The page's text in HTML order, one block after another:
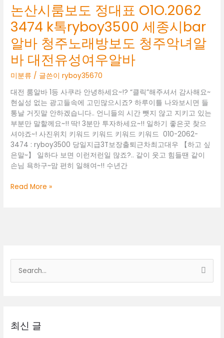
바
O1O.2062.3474
K
톡
RYBOY3500
청
주
알
바
흥
덕
구
룸
알
바
논산시룸보도 정대표 O1O.2062
3474 k톡ryboy3500 세종시bar
알바 청주노래방보도 청주악녀알
바 대전유성여우알바
미분류 / 글쓴이ryboy35670
대전 룸알바 1등 사쿠라 안녕하세요~!? “클릭”해주셔서 감사해요~
현실성 없는 광고들속에 고민많으시죠? 하루이틀 나와보시면 들
통날 거짓말 안하겠습니다.. 언니들의 시간 뺏지 않고 지키고 있는
부분만 말할께요~!! 딱! 3분만 투자하세요~!! 일하기 좋은곳 찾으
셔야죠~! 사진위치 키워드 키워드 키워드 키워드 010-2062-
3474 : ryboy3500 당일지급3T보장출퇴근차최고대우 【하고 싶
은말~】 일하다 보면 이런저런일 많죠?.. 같이 웃고 힘들땐 같이
손님 욕하구~맘 편히 일해여~!! 수년간
논
대
O1O.2062
ryboy3500
Read More »
최신 글